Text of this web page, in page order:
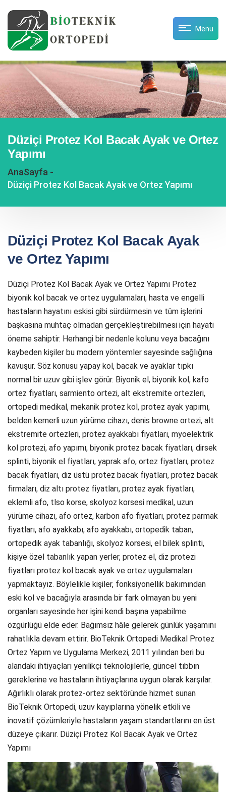
Menu
Düziçi Protez Kol Bacak Ayak ve Ortez
Yapımı
AnaSayfa -
Düziçi Protez Kol Bacak Ayak ve Ortez Yapımı
Düziçi Protez Kol Bacak Ayak
ve Ortez Yapımı
Düziçi Protez Kol Bacak Ayak ve Ortez Yapımı Protez
biyonik kol bacak ve ortez uygulamaları, hasta ve engelli
hastaların hayatını eskisi gibi sürdürmesin ve tüm işlerini
başkasına muhtaç olmadan gerçekleştirebilmesi için hayati
öneme sahiptir. Herhangi bir nedenle kolunu veya bacağını
kaybeden kişiler bu modern yöntemler sayesinde sağlığına
kavuşur. Söz konusu yapay kol, bacak ve ayaklar tıpkı
normal bir uzuv gibi işlev görür. Biyonik el, biyonik kol, kafo
ortez fiyatları, sarmiento ortezi, alt ekstremite ortezleri,
ortopedi medikal, mekanik protez kol, protez ayak yapımı,
belden kemerli uzun yürüme cihazı, denis browne ortezi, alt
ekstremite ortezleri, protez ayakkabı fiyatları, myoelektrik
kol protezi, afo yapımı, biyonik protez bacak fiyatları, dirsek
splinti, biyonik el fiyatları, yaprak afo, ortez fiyatları, protez
bacak fiyatları, diz üstü protez bacak fiyatları, protez bacak
firmaları, diz altı protez fiyatları, protez ayak fiyatları,
eklemli afo, tlso korse, skolyoz korsesi medikal, uzun
yürüme cihazı, afo ortez, karbon afo fiyatları, protez parmak
fiyatları, afo ayakkabı, afo ayakkabı, ortopedik taban,
ortopedik ayak tabanlığı, skolyoz korsesi, el bilek splinti,
kişiye özel tabanlık yapan yerler, protez el, diz protezi
fiyatları protez kol bacak ayak ve ortez uygulamaları
yapmaktayız. Böylelikle kişiler, fonksiyonellik bakımından
eski kol ve bacağıyla arasında bir fark olmayan bu yeni
organları sayesinde her işini kendi başına yapabilme
özgürlüğü elde eder. Bağımsız hâle gelerek günlük yaşamını
rahatlıkla devam ettirir. BioTeknik Ortopedi Medikal Protez
Ortez Yapım ve Uygulama Merkezi, 2011 yılından beri bu
alandaki ihtiyaçları yenilikçi teknolojilerle, güncel tıbbın
gereklerine ve hastaların ihtiyaçlarına uygun olarak karşılar.
Ağırlıklı olarak protez-ortez sektöründe hizmet sunan
BioTeknik Ortopedi, uzuv kayıplarına yönelik etkili ve
inovatif çözümleriyle hastaların yaşam standartlarını en üst
düzeye çıkarır. Düziçi Protez Kol Bacak Ayak ve Ortez
Yapımı